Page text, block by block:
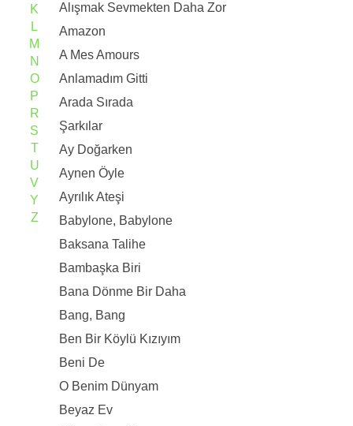
K
L
M
N
O
P
R
S
T
U
V
Y
Z
Alışmak Sevmekten Daha Zor
Amazon
A Mes Amours
Anlamadım Gitti
Arada Sırada
Şarkılar
Ay Doğarken
Aynen Öyle
Ayrılık Ateşi
Babylone, Babylone
Baksana Talihe
Bambaşka Biri
Bana Dönme Bir Daha
Bang, Bang
Ben Bir Köylü Kızıyım
Beni De
O Benim Dünyam
Beyaz Ev